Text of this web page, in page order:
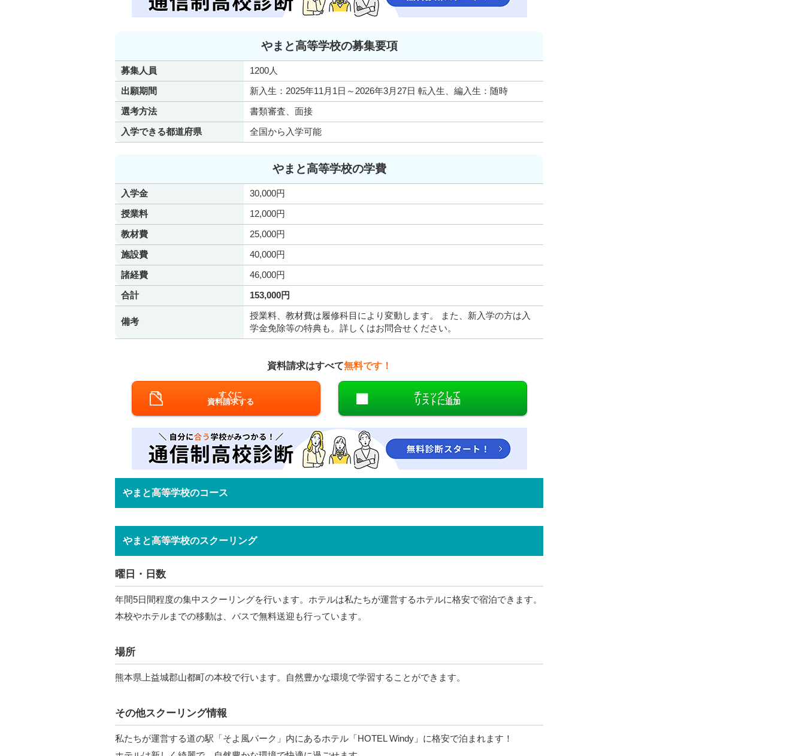
やまと高等学校の募集要項
募集人員
1200人
出願期間
新入生：2025年11月1日～2026年3月27日 転入生、編入生：随時
選考方法
書類審査、面接
入学できる都道府県
全国から入学可能
やまと高等学校の学費
入学金
30,000円
授業料
12,000円
教材費
25,000円
施設費
40,000円
諸経費
46,000円
合計
153,000円
備考
授業料、教材費は履修科目により変動します。 また、新入学の方は入
学金免除等の特典も。詳しくはお問合せください。
資料請求はすべて無料です！
すぐに
資料請求する
チェックして
リストに追加
やまと高等学校のコース
やまと高等学校のスクーリング
曜日・日数
年間5日間程度の集中スクーリングを行います。ホテルは私たちが運営するホテルに格安で宿泊できます。
本校やホテルまでの移動は、バスで無料送迎も行っています。
場所
熊本県上益城郡山都町の本校で行います。自然豊かな環境で学習することができます。
その他スクーリング情報
私たちが運営する道の駅「そよ風パーク」内にあるホテル「HOTEL Windy」に格安で泊まれます！